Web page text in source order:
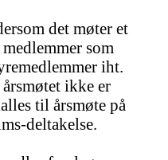
det møter et
som
iht.
ikke er
til årsmøte på
deltakelse.